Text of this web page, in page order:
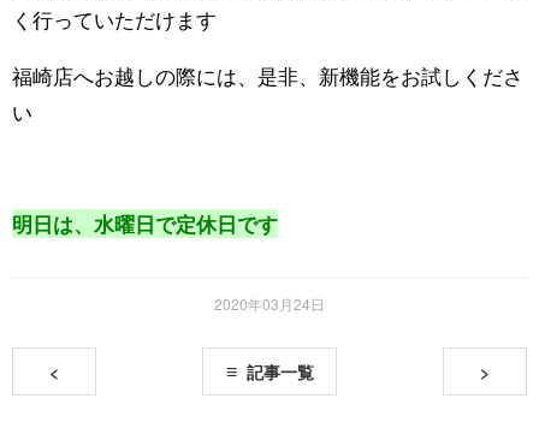
く行っていただけます
福崎店へお越しの際には、是非、 新機能をお試しくださ
い
明日は、水曜日で定休日です
2020年03月24日
< 記事一覧 >